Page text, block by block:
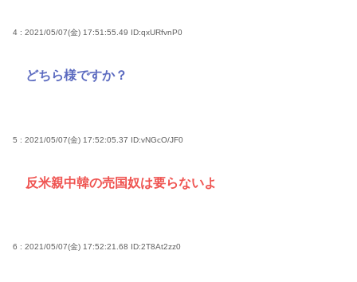
4 : 2021/05/07(金) 17:51:55.49 ID:qxURfvnP0
どちら様ですか？
5 : 2021/05/07(金) 17:52:05.37 ID:vNGcO/JF0
反米親中韓の売国奴は要らないよ
6 : 2021/05/07(金) 17:52:21.68 ID:2T8At2zz0